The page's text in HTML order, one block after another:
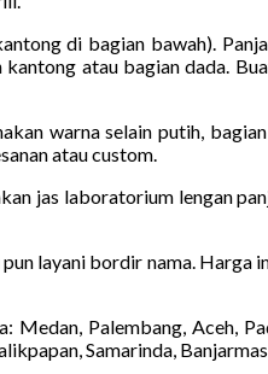
di bagian bawah).
atau bagian dada.
warna selain putih,
atau custom.
jas laboratorium lengan
layani bordir nama.
Palembang, Aceh,
Samarinda,